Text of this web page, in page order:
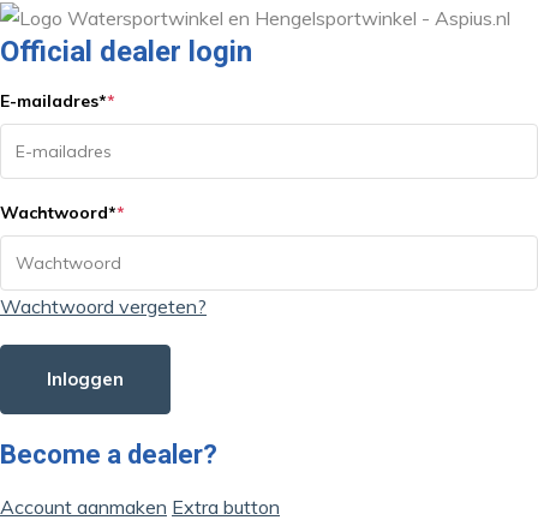
Official dealer login
E-mailadres**
Wachtwoord**
Wachtwoord vergeten?
Inloggen
Become a dealer?
Account aanmaken Extra button